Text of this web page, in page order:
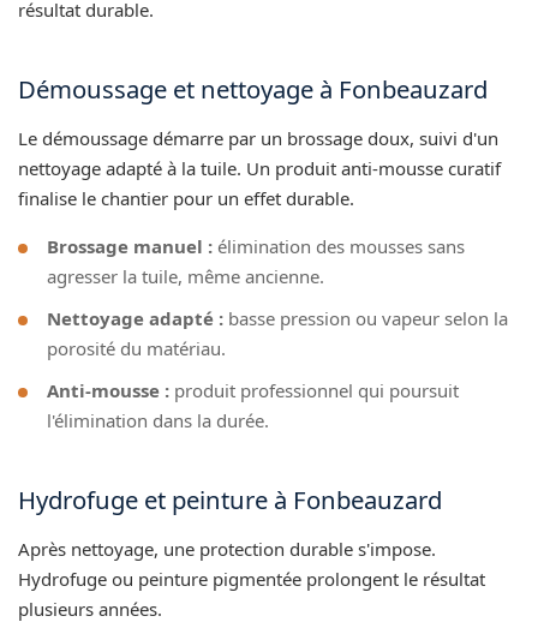
résultat durable.
Démoussage et nettoyage à Fonbeauzard
Le démoussage démarre par un brossage doux, suivi d'un
nettoyage adapté à la tuile. Un produit anti-mousse curatif
finalise le chantier pour un effet durable.
Brossage manuel : élimination des mousses sans
agresser la tuile, même ancienne.
Nettoyage adapté : basse pression ou vapeur selon la
porosité du matériau.
Anti-mousse : produit professionnel qui poursuit
l'élimination dans la durée.
Hydrofuge et peinture à Fonbeauzard
Après nettoyage, une protection durable s'impose.
Hydrofuge ou peinture pigmentée prolongent le résultat
plusieurs années.